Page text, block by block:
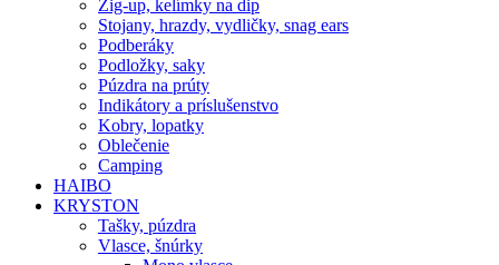
Zig-up, kelímky na dip
Stojany, hrazdy, vydličky, snag ears
Podberáky
Podložky, saky
Púzdra na prúty
Indikátory a príslušenstvo
Kobry, lopatky
Oblečenie
Camping
HAIBO
KRYSTON
Tašky, púzdra
Vlasce, šnúrky